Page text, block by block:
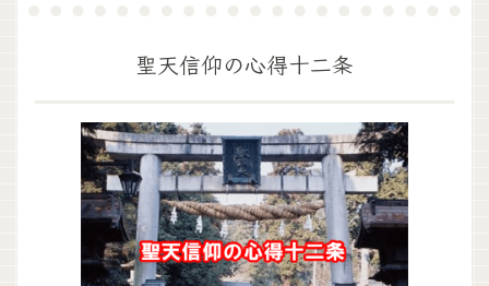
聖天信仰の心得十二条